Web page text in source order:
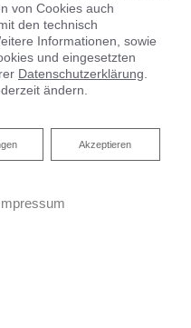
und
von Cookies auch
den technisch
Informationen, sowie
und eingesetzten
Datenschutzerklärung
ändern.
Akzeptieren
Impressum